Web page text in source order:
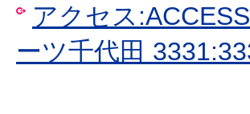
アクセス
ーツ千代田